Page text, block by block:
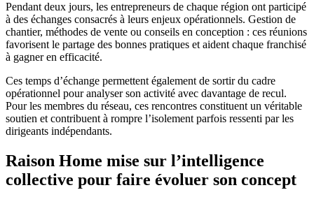
Pendant deux jours, les entrepreneurs de chaque région ont participé
à des échanges consacrés à leurs enjeux opérationnels. Gestion de
chantier, méthodes de vente ou conseils en conception : ces réunions
favorisent le partage des bonnes pratiques et aident chaque franchisé
à gagner en efficacité.
Ces temps d’échange permettent également de sortir du cadre
opérationnel pour analyser son activité avec davantage de recul.
Pour les membres du réseau, ces rencontres constituent un véritable
soutien et contribuent à rompre l’isolement parfois ressenti par les
dirigeants indépendants.
Raison Home mise sur l’intelligence
collective pour faire évoluer son concept